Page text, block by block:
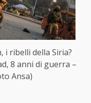
i ribelli della Siria?
8 anni di guerra –
Ansa)